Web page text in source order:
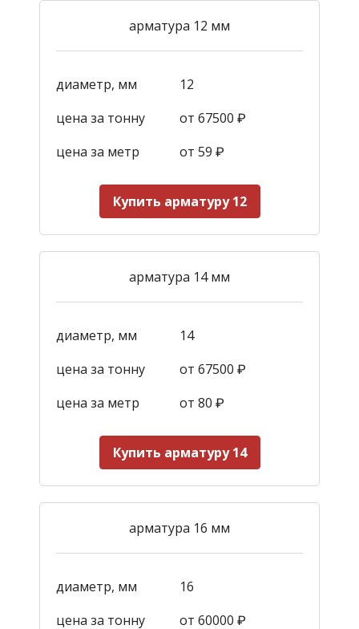
арматура 12 мм
диаметр, мм
12
цена за тонну
от 67500 ₽
цена за метр
от 59 ₽
Купить арматуру 12
арматура 14 мм
диаметр, мм
14
цена за тонну
от 67500 ₽
цена за метр
от 80 ₽
Купить арматуру 14
арматура 16 мм
диаметр, мм
16
цена за тонну
от 60000 ₽